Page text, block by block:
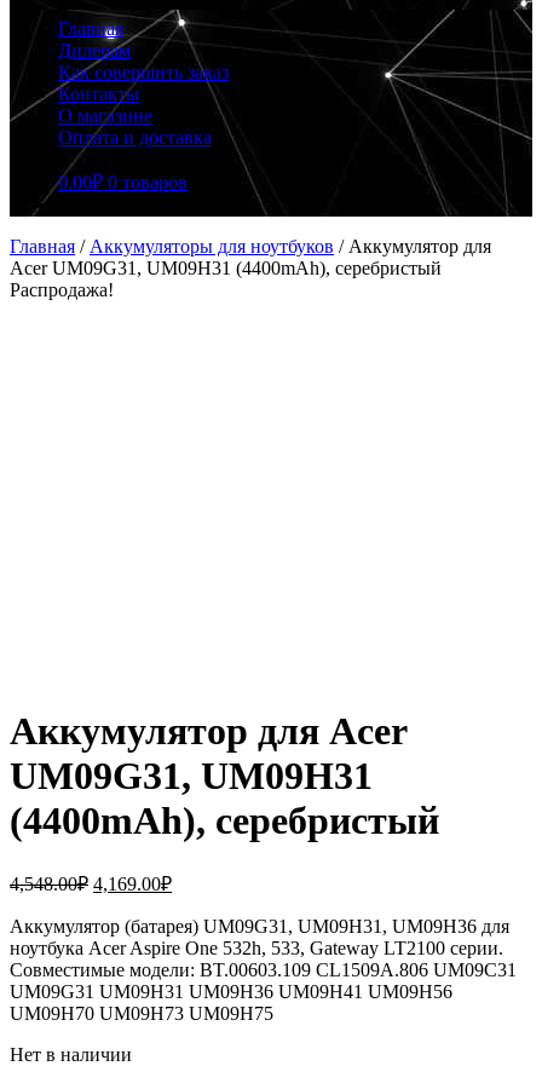
Главная
Дилерам
Как совершить заказ
Контакты
О магазине
Оплата и доставка
0.00₽ 0 товаров
Главная / Аккумуляторы для ноутбуков / Аккумулятор для
Acer UM09G31, UM09H31 (4400mAh), серебристый
Распродажа!
Аккумулятор для Acer
UM09G31, UM09H31
(4400mAh), серебристый
4,548.00₽ Первоначальная
составляла
4,548.00₽.
4,169.00₽Текущая
4,169.00₽.
Аккумулятор (батарея) UM09G31, UM09H31, UM09H36 для
ноутбука Acer Aspire One 532h, 533, Gateway LT2100 серии.
Совместимые модели: BT.00603.109 CL1509A.806 UM09C31
UM09G31 UM09H31 UM09H36 UM09H41 UM09H56
UM09H70 UM09H73 UM09H75
Нет в наличии